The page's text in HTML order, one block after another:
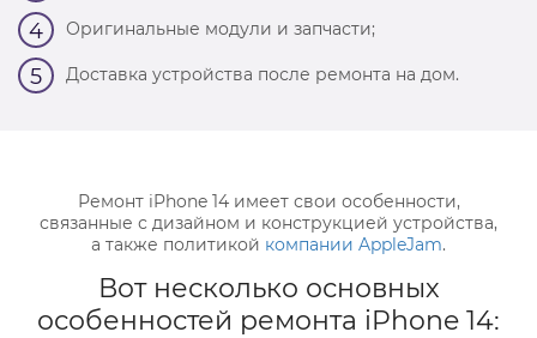
4 Оригинальные модули и запчасти;
5 Доставка устройства после ремонта на дом.
Ремонт iPhone 14 имеет свои особенности,
связанные с дизайном и конструкцией устройства,
а также политикой компании AppleJam.
Вот несколько основных
особенностей ремонта iPhone 14: